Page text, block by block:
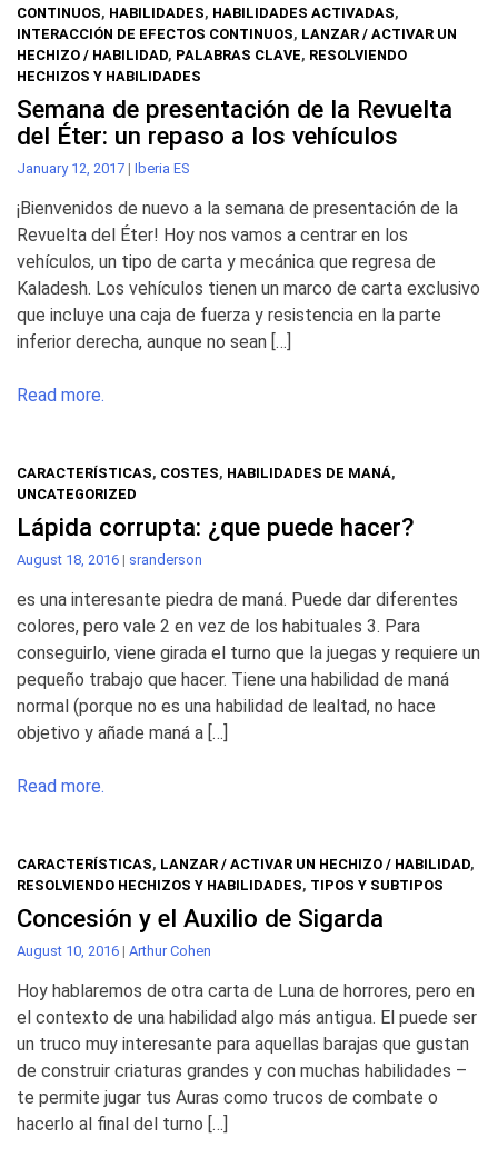
CONTINUOS, HABILIDADES, HABILIDADES ACTIVADAS,
INTERACCIÓN DE EFECTOS CONTINUOS, LANZAR / ACTIVAR UN
HECHIZO / HABILIDAD, PALABRAS CLAVE, RESOLVIENDO
HECHIZOS Y HABILIDADES
Semana de presentación de la Revuelta
del Éter: un repaso a los vehículos
January 12, 2017 | Iberia ES
¡Bienvenidos de nuevo a la semana de presentación de la
Revuelta del Éter! Hoy nos vamos a centrar en los
vehículos, un tipo de carta y mecánica que regresa de
Kaladesh. Los vehículos tienen un marco de carta exclusivo
que incluye una caja de fuerza y resistencia en la parte
inferior derecha, aunque no sean […]
Read more.
CARACTERÍSTICAS, COSTES, HABILIDADES DE MANÁ,
UNCATEGORIZED
Lápida corrupta: ¿que puede hacer?
August 18, 2016 | sranderson
es una interesante piedra de maná. Puede dar diferentes
colores, pero vale 2 en vez de los habituales 3. Para
conseguirlo, viene girada el turno que la juegas y requiere un
pequeño trabajo que hacer. Tiene una habilidad de maná
normal (porque no es una habilidad de lealtad, no hace
objetivo y añade maná a […]
Read more.
CARACTERÍSTICAS, LANZAR / ACTIVAR UN HECHIZO / HABILIDAD,
RESOLVIENDO HECHIZOS Y HABILIDADES, TIPOS Y SUBTIPOS
Concesión y el Auxilio de Sigarda
August 10, 2016 | Arthur Cohen
Hoy hablaremos de otra carta de Luna de horrores, pero en
el contexto de una habilidad algo más antigua. El puede ser
un truco muy interesante para aquellas barajas que gustan
de construir criaturas grandes y con muchas habilidades –
te permite jugar tus Auras como trucos de combate o
hacerlo al final del turno […]